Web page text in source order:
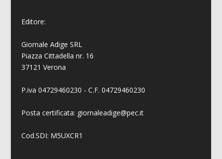
Editore:
Giornale Adige SRL
Piazza Cittadella nr. 16
37121 Verona
P.iva 04729460230 - C.F. 04729460230
Posta certificata: giornaleadige@pec.it
Cod.SDI: M5UXCR1